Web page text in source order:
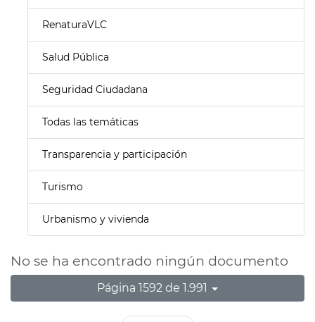
RenaturaVLC
Salud Pública
Seguridad Ciudadana
Todas las temáticas
Transparencia y participación
Turismo
Urbanismo y vivienda
No se ha encontrado ningún documento
Página 1592 de 1.991